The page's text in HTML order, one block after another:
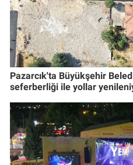
Pazarcık'ta Büyükşehir
seferberliği ile yollar